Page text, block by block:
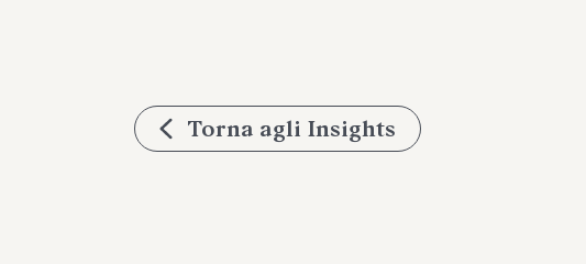
Torna agli Insights